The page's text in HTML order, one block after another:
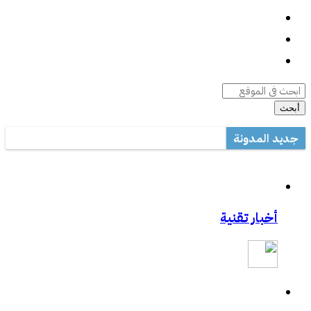
أبحث
جديد المدونة
مشاركتي بصحيفة مكة:المواجهة السابقة تردع هجمات الفدية
مشاركتي الثانية بعكاظ:وسائل التواصل الاجتماعي.. منصة لممارسة
مشاركتي بعكاظ :ضوابط لحماية التعاملات الإلكترونية من السرقة
أخبار تقنية